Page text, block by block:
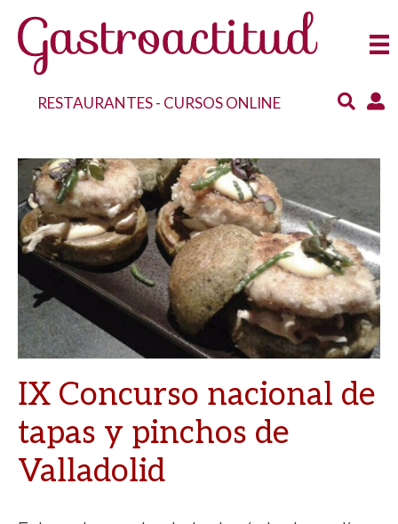
RESTAURANTES- CURSOS ONLINE
IX Concurso nacional de
tapas y pinchos de
Valladolid